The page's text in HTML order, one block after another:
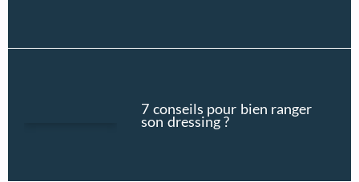
7 conseils pour bien ranger
son dressing ?